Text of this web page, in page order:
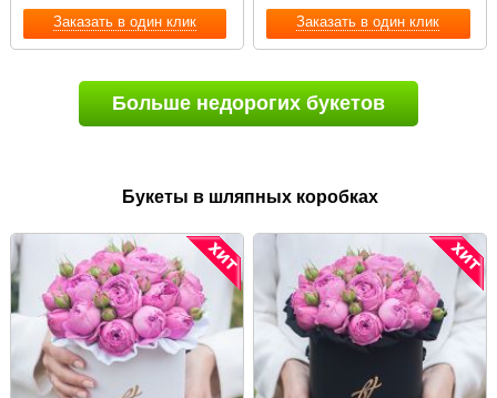
Заказать в один клик Заказать в один клик
Больше недорогих букетов
Букеты в шляпных коробках